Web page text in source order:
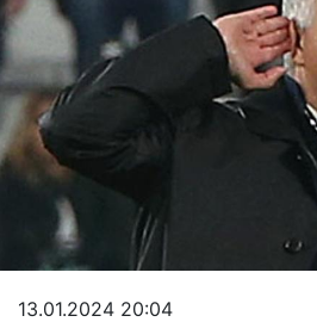
Settore Giovanile
Lazio Women
Calciomercato
Video
13.01.2024 20:04